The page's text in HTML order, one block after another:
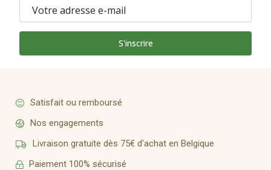
S'inscrire
Satisfait ou remboursé
Nos engagements
Livraison gratuite dès 75€ d'achat en Belgique
Paiement 100% sécurisé